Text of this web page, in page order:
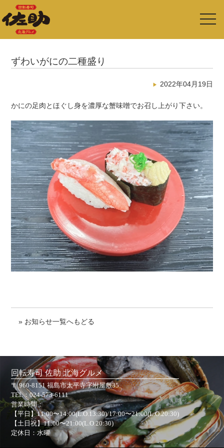
ずわいがにの二種盛り
2022年04月19日
かにの足肉とほぐし身を濃厚な蟹味噌でお召し上がり下さい。
» お知らせ一覧へもどる
回転寿司 佐助 北海グルメ
〒 960-8151 福島市太平寺字坿屋敷35
TEL：024-573-6111
営業時間：
【平日】11:00〜14:00(L.O.13:30)/17:00〜21:00(L.O.20:30)
【土日祝】11:00〜21:00(L.O.20:30)
定休日：水曜